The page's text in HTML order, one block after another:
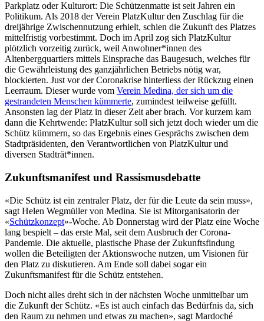
Parkplatz oder Kulturort: Die Schützenmatte ist seit Jahren ein
Politikum. Als 2018 der Verein PlatzKultur den Zuschlag für die
dreijährige Zwischennutzung erhielt, schien die Zukunft des Platzes
mittelfristig vorbestimmt. Doch im April zog sich PlatzKultur
plötzlich vorzeitig zurück, weil Anwohner*innen des
Altenbergquartiers mittels Einsprache das Baugesuch, welches für
die Gewährleistung des ganzjährlichen Betriebs nötig war,
blockierten. Just vor der Coronakrise hinterliess der Rückzug einen
Leerraum. Dieser wurde vom Verein Medina, der sich um die
gestrandeten Menschen kümmerte, zumindest teilweise gefüllt.
Ansonsten lag der Platz in dieser Zeit aber brach. Vor kurzem kam
dann die Kehrtwende: PlatzKultur soll sich jetzt doch wieder um die
Schütz kümmern, so das Ergebnis eines Gesprächs zwischen dem
Stadtpräsidenten, den Verantwortlichen von PlatzKultur und
diversen Stadträt*innen.
Zukunftsmanifest und Rassismusdebatte
«Die Schütz ist ein zentraler Platz, der für die Leute da sein muss»,
sagt Helen Wegmüller von Medina. Sie ist Mitorganisatorin der
«Schützkonzept»-Woche. Ab Donnerstag wird der Platz eine Woche
lang bespielt – das erste Mal, seit dem Ausbruch der Corona-
Pandemie. Die aktuelle, plastische Phase der Zukunftsfindung
wollen die Beteiligten der Aktionswoche nutzen, um Visionen für
den Platz zu diskutieren. Am Ende soll dabei sogar ein
Zukunftsmanifest für die Schütz entstehen.
Doch nicht alles dreht sich in der nächsten Woche unmittelbar um
die Zukunft der Schütz. «Es ist auch einfach das Bedürfnis da, sich
den Raum zu nehmen und etwas zu machen», sagt Mardoché